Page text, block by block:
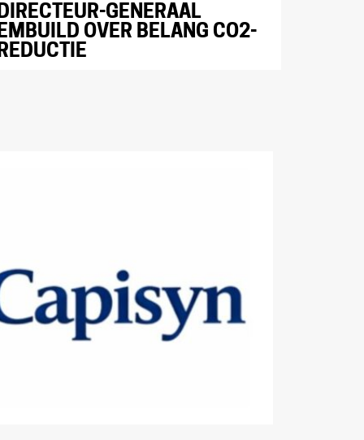
DIRECTEUR-GENERAAL
EMBUILD OVER BELANG CO2-
REDUCTIE